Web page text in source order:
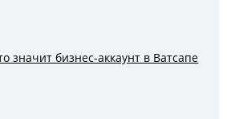
значит бизнес-аккаунт в Ватсапе